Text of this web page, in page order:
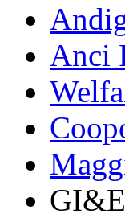
Anci
GI&E